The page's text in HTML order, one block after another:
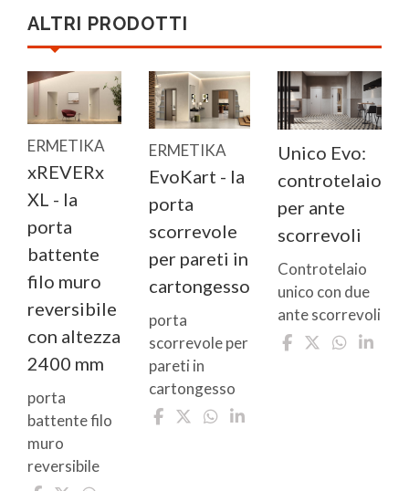
ALTRI PRODOTTI
ERMETIKA
xREVERx
XL - la
porta
battente
filo muro
reversibile
con altezza
2400 mm
porta
battente filo
muro
reversibile
ERMETIKA
EvoKart - la
porta
scorrevole
per pareti in
cartongesso
porta
scorrevole per
pareti in
cartongesso
Unico Evo:
controtelaio
per ante
scorrevoli
Controtelaio
unico con due
ante scorrevoli